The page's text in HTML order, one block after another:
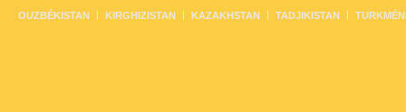
OUZBÉKISTAN KIRGHIZISTAN KAZAKHSTAN TADJIKISTAN